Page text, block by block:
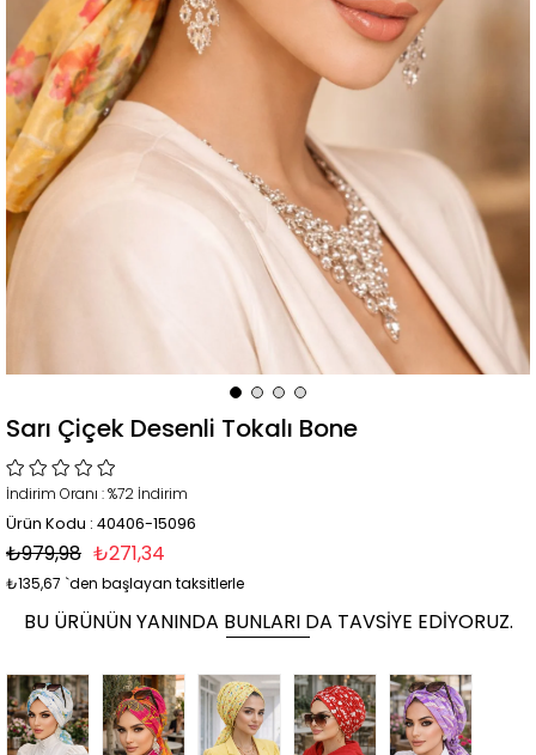
Sarı Çiçek Desenli Tokalı Bone
İndirim Oranı :%72 İndirim
Ürün Kodu : 40406-15096
₺979,98 ₺271,34
₺135,67 `den başlayan taksitlerle
BU ÜRÜNÜN YANINDA BUNLARI DA TAVSIYE EDIYORUZ.